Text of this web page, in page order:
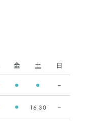
金 土 日
● ● ー
● 16:30 ー